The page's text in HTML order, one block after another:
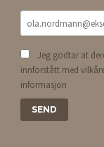
Jeg godtar at
innforstått med
informasjon